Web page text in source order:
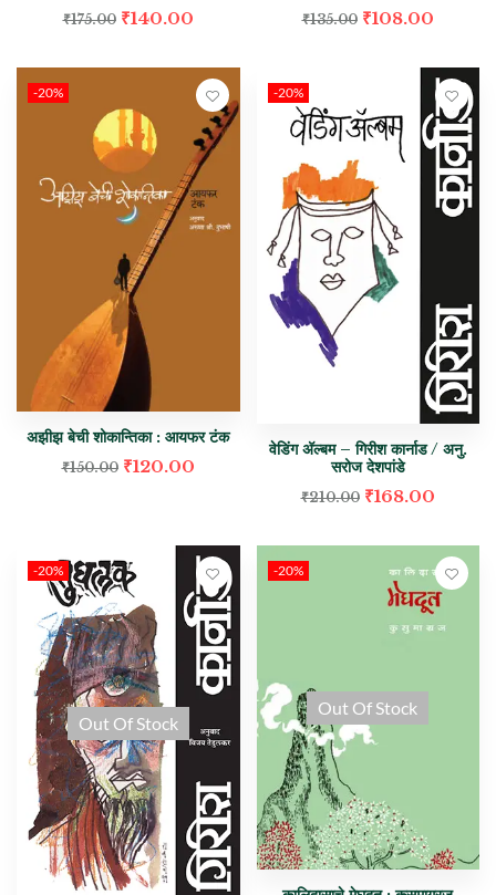
₹175.00 ₹140.00 ₹135.00 ₹108.00
-20%
अझीझ बेची शोकान्तिका : आयफर टंक
₹150.00 ₹120.00
-20%
वेडिंग अ‍ॅल्बम – गिरीश कार्नाड / अनु.
सरोज देशपांडे
₹210.00 ₹168.00
-20%
Out Of Stock
-20%
Out Of Stock